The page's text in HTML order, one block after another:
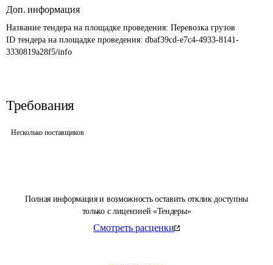
Полная информация и возможность оставить отклик доступны
только с лицензией «Тендеры»
Смотреть расценки
Доп. информация
Название тендера на площадке проведения: Перевозка грузов
ID тендера на площадке проведения: dbaf39cd-e7c4-4933-8141-
3330819a28f5/info
Требования
Несколько поставщиков